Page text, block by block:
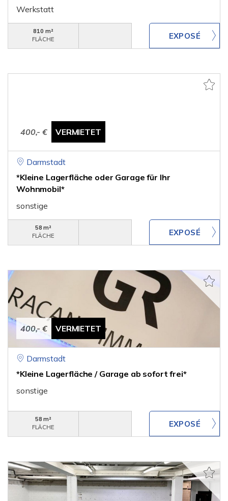
Werkstatt
810 m²
FLÄCHE
400,- € VERMIETET
Darmstadt
*Kleine Lagerfläche oder Garage für Ihr
Wohnmobil*
sonstige
58 m²
FLÄCHE
400,- € VERMIETET
Darmstadt
*Kleine Lagerfläche / Garage ab sofort frei*
sonstige
58 m²
FLÄCHE